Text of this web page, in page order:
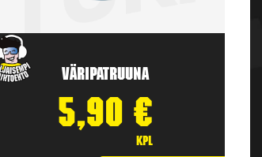
Väripatruuna
5,90 €
kpl